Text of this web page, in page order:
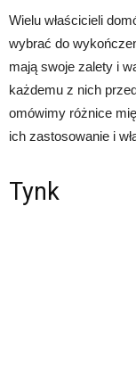
Wielu właścicieli
wybrać do
mają swoje zalety i
każdemu z nich
omówimy różnice
ich zastosowanie i
Tynk